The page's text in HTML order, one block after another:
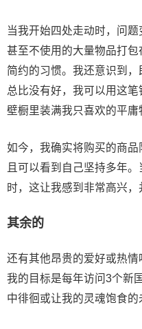
当我开始四处走动时，问
甚至不使用的大量物品打
简约的习惯。我还意识到
总比没有好，我可以用这
壁橱里装满我只喜欢的平庸
如今，我确实将购买的商
且可以看到自己坚持多年
时，这让我感到非常高兴，
其余的
还有其他昂贵的爱好或热情
我的目标是每年访问3个新
中徘徊或让我的灵魂饱食的